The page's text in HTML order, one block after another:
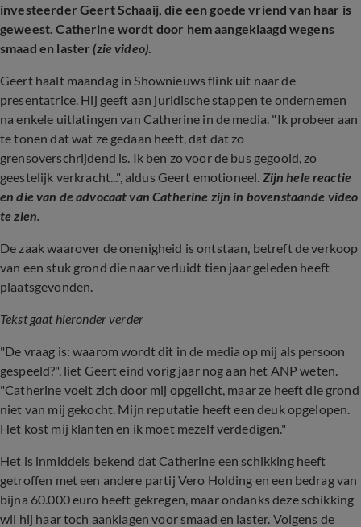
investeerder Geert Schaaij, die een goede vriend van haar is
geweest. Catherine wordt door hem aangeklaagd wegens
smaad en laster(zie video).
Geert haalt maandag in Shownieuws flink uit naar de
presentatrice. Hij geeft aan juridische stappen te ondernemen
na enkele uitlatingen van Catherine in de media. "Ik probeer aan
te tonen dat wat ze gedaan heeft, dat dat zo
grensoverschrijdend is. Ik ben zo voor de bus gegooid, zo
geestelijk verkracht...", aldus Geert emotioneel. Zijn hele reactie
en die van de advocaat van Catherine zijn in bovenstaande video
te zien.
De zaak waarover de onenigheid is ontstaan, betreft de verkoop
van een stuk grond die naar verluidt tien jaar geleden heeft
plaatsgevonden.
Tekst gaat hieronder verder
"De vraag is: waarom wordt dit in de media op mij als persoon
gespeeld?", liet Geert eind vorig jaar nog aan het ANP weten.
"Catherine voelt zich door mij opgelicht, maar ze heeft die grond
niet van mij gekocht. Mijn reputatie heeft een deuk opgelopen.
Het kost mij klanten en ik moet mezelf verdedigen."
Het is inmiddels bekend dat Catherine een schikking heeft
getroffen met een andere partij Vero Holding en een bedrag van
bijna 60.000 euro heeft gekregen, maar ondanks deze schikking
wil hij haar toch aanklagen voor smaad en laster. Volgens de